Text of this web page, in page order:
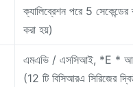
ক্যালিব্রেশন পরে 5 সেকেন্ডের
করা হয়)
এমএভি / এসসিআই, *E *
(12 টি বিসিআরএ সিরিজের